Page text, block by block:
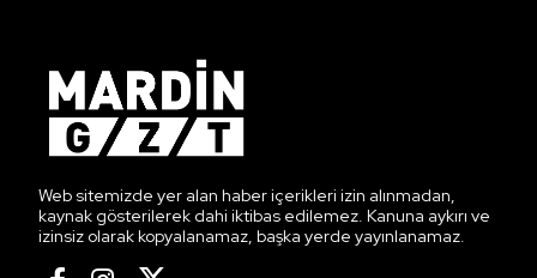
Web sitemizde yer alan haber içerikleri izin alınmadan,
kaynak gösterilerek dahi iktibas edilemez. Kanuna aykırı ve
izinsiz olarak kopyalanamaz, başka yerde yayınlanamaz.